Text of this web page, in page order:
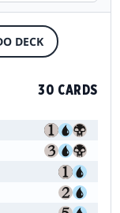
DECK
30 CARDS